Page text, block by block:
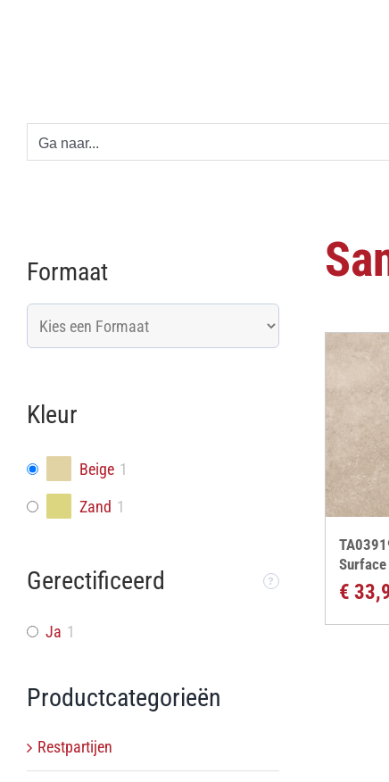
Ga naar...
Formaat
Kleur
Beige 1
Zand 1
Gerectificeerd
Ja 1
Productcategorieën
Restpartijen
€